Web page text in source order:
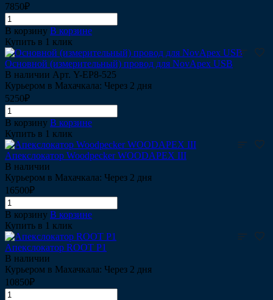
7850₽
В корзину В корзине
Купить в 1 клик
Основной (измерительный) провод для NovApex USB
В наличии Арт. Y-EP8-525
Курьером в Махачкала: Через 2 дня
5250₽
В корзину В корзине
Купить в 1 клик
Апекслокатор Woodpecker WOODAPEX III
В наличии
Курьером в Махачкала: Через 2 дня
16500₽
В корзину В корзине
Купить в 1 клик
Апекслокатор ROOT P1
В наличии
Курьером в Махачкала: Через 2 дня
10850₽